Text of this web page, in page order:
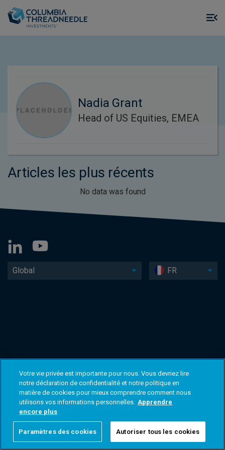
Nadia Grant
Head of US Equities, EMEA
Articles les plus récents
No data was found
Global FR
Votre vie privée est importante pour nous. Vous devriez lire
notre déclaration de confidentialité et notre politique en
matière de cookies pour mieux comprendre comment nous
utilisons vos informations personnelles. Apprendre
encore plus
Paramètres des cookies Autoriser tous les cookies